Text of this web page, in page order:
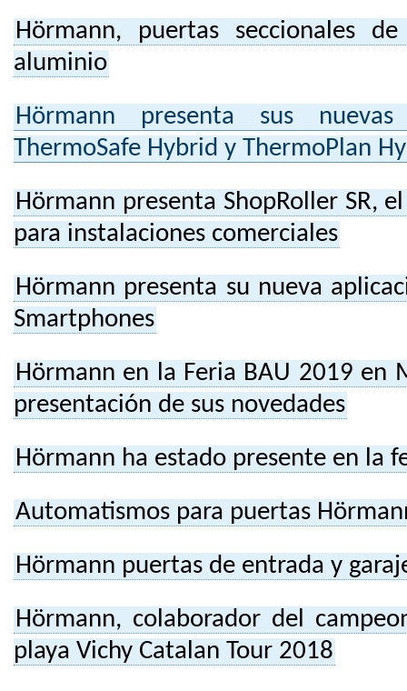
Hörmann, puertas seccionales
aluminio
Hörmann presenta sus
ThermoSafe Hybrid y ThermoPlan
Hörmann presenta ShopRoller SR,
para instalaciones comerciales
Hörmann presenta su nueva
Smartphones
Hörmann en la Feria BAU 2019 en
presentación de sus novedades
Hörmann ha estado presente en la
Automatismos para puertas
Hörmann puertas de entrada y
Hörmann, colaborador del
playa Vichy Catalan Tour 2018